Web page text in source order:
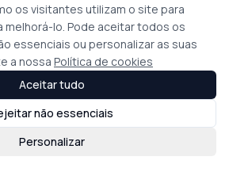
os visitantes utilizam o site para
melhorá-lo. Pode aceitar todos os
essenciais ou personalizar as suas
a nossa Política de cookies
Personalizar
não essenciais
Aceitar tudo